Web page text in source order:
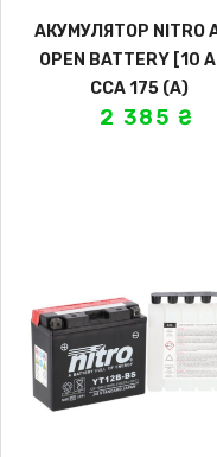
АКУМУЛЯТОР NITRO
OPEN BATTERY [10
CCA 175 (A)
2 385 ₴